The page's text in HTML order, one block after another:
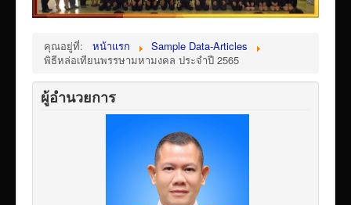
เผยแพร่ผลงานวิชาการ
คุณอยู่ที่: หน้าแรก
Sample Data-Articles
พิธีหล่อเทียนพรรษามหามงคล ประจำปี 2565
ผู้อำนวยการ